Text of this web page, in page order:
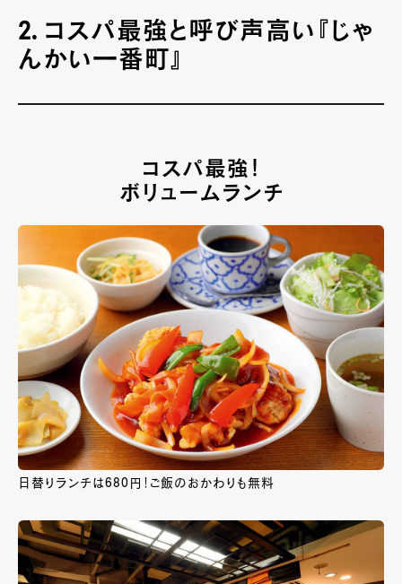
2. コスパ最強と呼び声高い『じゃ
んかい一番町』
コスパ最強！
ボリュームランチ
日替りランチは680円！ご飯のおかわりも無料